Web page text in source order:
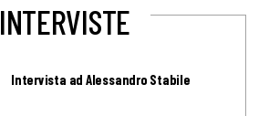
INTERVISTE
Intervista ad Alessandro Stabile